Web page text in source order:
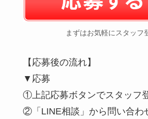
まずはお気軽にスタッフ
【応募後の流れ】
▼応募
①上記応募ボタンでスタッフ
②「LINE相談」から問い合わ